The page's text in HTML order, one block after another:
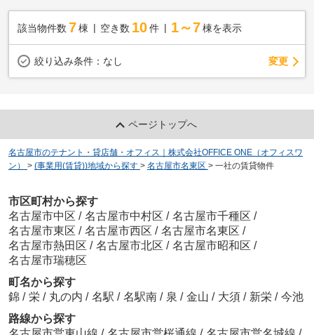
該当物件数 7棟 空き数 10 件 1～7 棟を表示
絞り込み条件： なし 変更
ページトップへ
名古屋市のテナント・貸店舗・オフィス｜株式会社OFFICE ONE（オフィスワ
ン）
> (事業用(賃貸))地域から探す > 名古屋市名東区 > 一社の賃貸物件
市区町村から探す
名古屋市中区 / 名古屋市中村区 / 名古屋市千種区 /
名古屋市東区 / 名古屋市西区 / 名古屋市名東区 /
名古屋市熱田区 / 名古屋市北区 / 名古屋市昭和区 /
名古屋市瑞穂区
町名から探す
錦 / 栄 / 丸の内 / 名駅 / 名駅南 / 泉 / 金山 / 大須 / 新栄 / 今池
路線から探す